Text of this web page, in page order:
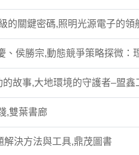
的關鍵密碼,照明光源電子的
、侯勝宗,動態競爭策略探微：
故事,大地環境的守護者–盟
,雙葉書廊
解決方法與工具,鼎茂圖書